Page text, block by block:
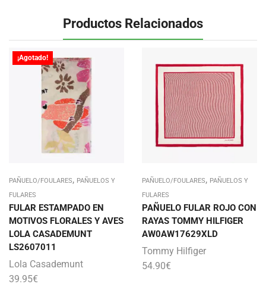
Productos Relacionados
¡Agotado!
PAÑUELO/FOULARES, PAÑUELOS Y
FULARES
FULAR ESTAMPADO EN
MOTIVOS FLORALES Y AVES
LOLA CASADEMUNT
LS2607011
Lola Casademunt
39.95€
PAÑUELO/FOULARES, PAÑUELOS Y
FULARES
PAÑUELO FULAR ROJO CON
RAYAS TOMMY HILFIGER
AW0AW17629XLD
Tommy Hilfiger
54.90€